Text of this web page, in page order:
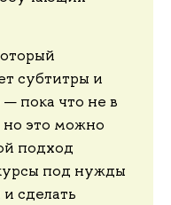
субтитры и
— пока что не в
но это можно
подход
под нужды
сделать